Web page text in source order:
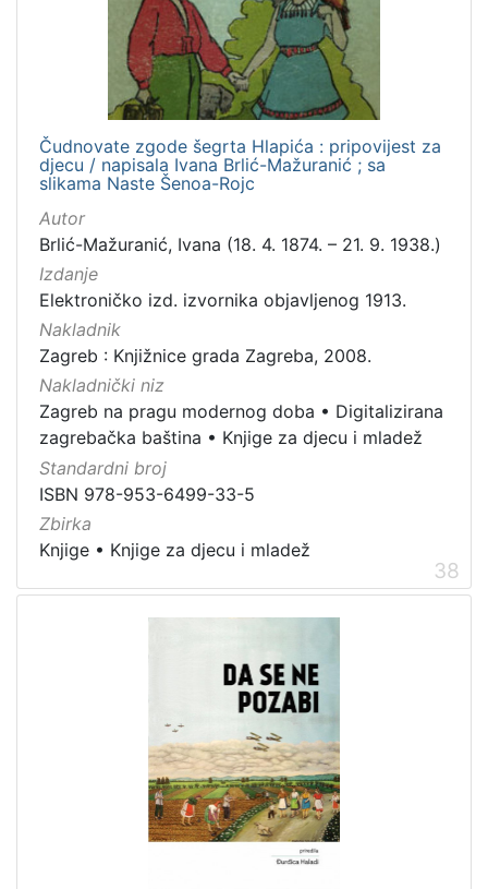
Čudnovate zgode šegrta Hlapića : pripovijest za
djecu / napisala Ivana Brlić-Mažuranić ; sa
slikama Naste Šenoa-Rojc
Autor
Brlić-Mažuranić, Ivana (18. 4. 1874. – 21. 9. 1938.)
Izdanje
Elektroničko izd. izvornika objavljenog 1913.
Nakladnik
Zagreb : Knjižnice grada Zagreba, 2008.
Nakladnički niz
Zagreb na pragu modernog doba • Digitalizirana
zagrebačka baština • Knjige za djecu i mladež
Standardni broj
ISBN 978-953-6499-33-5
Zbirka
Knjige • Knjige za djecu i mladež
38